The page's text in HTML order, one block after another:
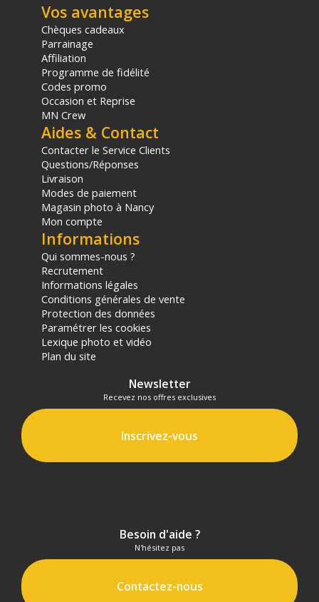
Vos avantages
Chèques cadeaux
Parrainage
Affiliation
Programme de fidélité
Codes promo
Occasion et Reprise
MN Crew
Aides & Contact
Contacter le Service Clients
Questions/Réponses
Livraison
Modes de paiement
Magasin photo à Nancy
Mon compte
Informations
Qui sommes-nous ?
Recrutement
Informations légales
Conditions générales de vente
Protection des données
Paramétrer les cookies
Lexique photo et vidéo
Plan du site
Newsletter
Recevez nos offres exclusives
Inscrivez-vous
Besoin d'aide ?
N'hésitez pas
Contactez-nous